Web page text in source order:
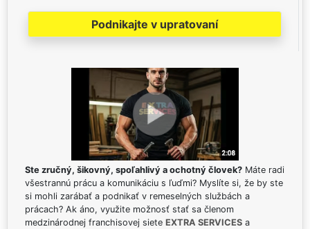
Podnikajte v upratovaní
Ste zručný, šikovný, spoľahlivý a ochotný človek? Máte radi
všestrannú prácu a komunikáciu s ľuďmi? Myslíte si, že by ste
si mohli zarábať a podnikať v remeselných službách a
prácach? Ak áno, využite možnosť stať sa členom
medzinárodnej franchisovej siete EXTRA SERVICES a